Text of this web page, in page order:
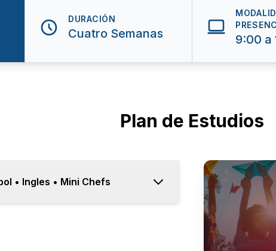
DURACIÓN
Cuatro Semanas 9:00 a
Plan de Estudios
• Ingles • Mini Chefs